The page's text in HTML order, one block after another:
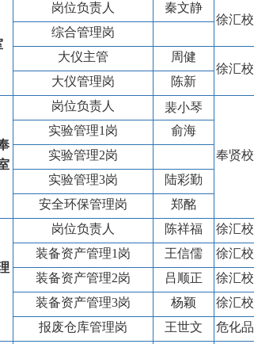
岗位负责人
秦文静
徐汇
综合管理岗
大仪主管
周健
徐汇
大仪管理岗
陈新
岗位负责人 裴小琴
奉贤
实验管理1 岗
俞海
实验管理2岗
实验管理3岗
陆彩勤
安全环保管理岗
郑酩
岗位负责人 陈祥福 徐汇
装备资产管理1 岗 王信儒 徐汇
装备资产管理2岗 吕顺正 徐汇
装备资产管理3岗 杨颖 徐汇
报废仓库管理岗
王世文 危化